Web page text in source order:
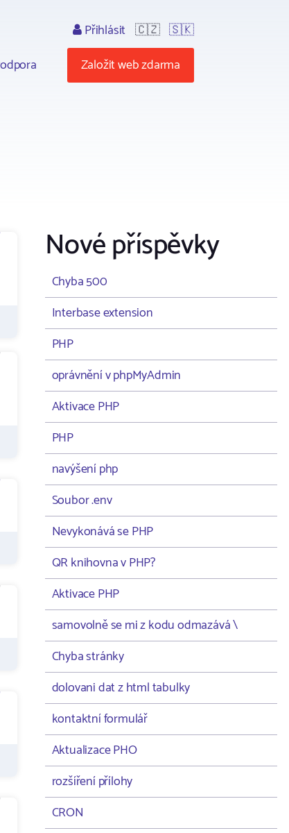
Přihlásit 🇨🇿 🇸🇰
Založit web zdarma
Nové příspěvky
Chyba 500
Interbase extension
PHP
oprávnění v phpMyAdmin
Aktivace PHP
PHP
navýšení php
Soubor .env
Nevykonává se PHP
QR knihovna v PHP?
Aktivace PHP
samovolně se mi z kodu odmazává \
Chyba stránky
dolovani dat z html tabulky
kontaktní formulář
Aktualizace PHO
rozšíření přílohy
CRON